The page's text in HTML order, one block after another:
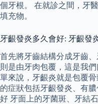
個牙根。 在就診之間，牙
填充物。
牙齦發炎多久會好: 牙齦發
首先將牙齒結構分成牙齒
則是由牙肉包覆，這是我
單來說，牙齦炎就是包覆
的症狀包括牙齦發炎、有
好 牙面上的牙菌斑、牙結